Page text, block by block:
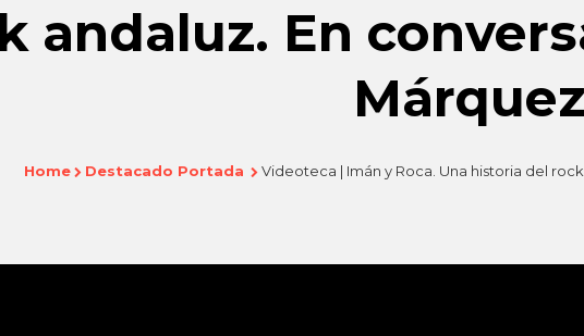
andaluz. En
Márquez
Home Destacado Portada Videoteca | Imán y Roca. Una historia del